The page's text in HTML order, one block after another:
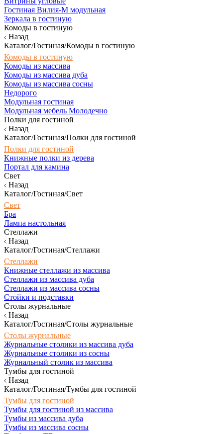
Гостиная Вилия-М модульная
Зеркала в гостиную
Комоды в гостиную
Назад
Каталог/Гостиная/Комоды в гостиную
Комоды в гостиную
Комоды из массива
Комоды из массива дуба
Комоды из массива сосны
Недорого
Модульная гостиная
Модульная мебель Молодечно
Полки для гостиной
Назад
Каталог/Гостиная/Полки для гостиной
Полки для гостиной
Книжные полки из дерева
Портал для камина
Свет
Назад
Каталог/Гостиная/Свет
Свет
Бра
Лампа настольная
Стеллажи
Назад
Каталог/Гостиная/Стеллажи
Стеллажи
Книжные стеллажи из массива
Стеллажи из массива дуба
Стеллажи из массива сосны
Стойки и подставки
Столы журнальные
Назад
Каталог/Гостиная/Столы журнальные
Столы журнальные
Журнальные столики из массива дуба
Журнальные столики из сосны
Журнальный столик из массива
Тумбы для гостиной
Назад
Каталог/Гостиная/Тумбы для гостиной
Тумбы для гостиной
Тумбы для гостиной из массива
Тумбы из массива дуба
Тумбы из массива сосны